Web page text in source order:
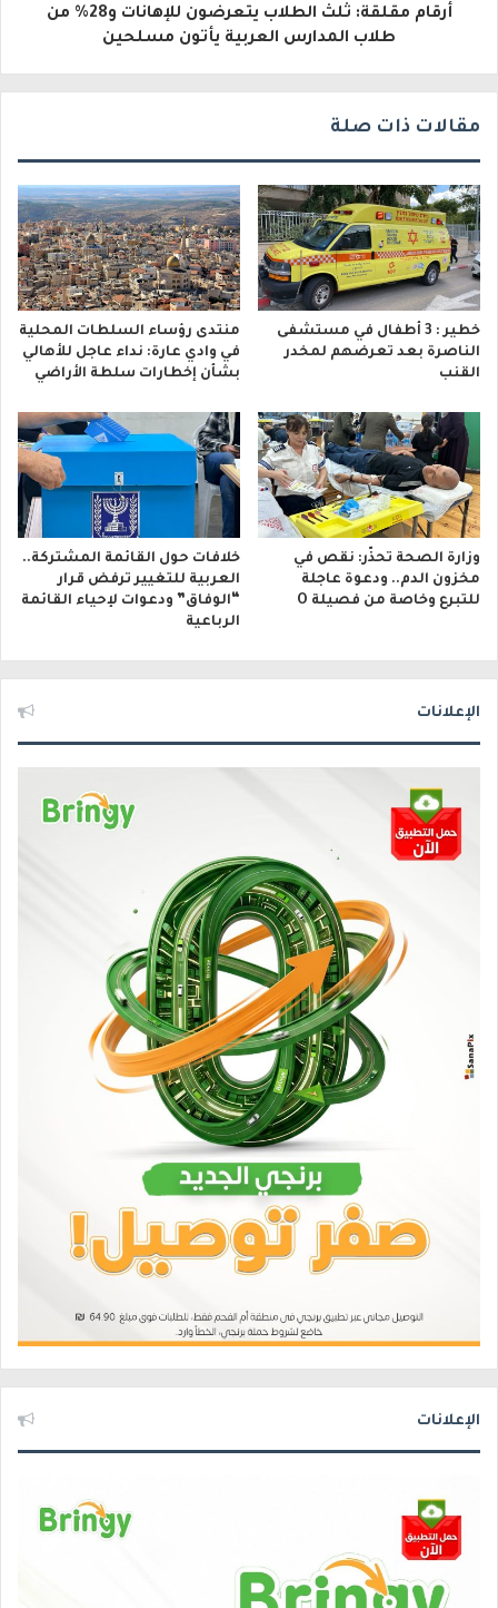
أرقام مقلقة: ثلث الطلاب يتعرضون للإهانات و28% من
طلاب المدارس العربية يأتون مسلحين
مقالات ذات صلة
خطير : 3 أطفال في مستشفى
الناصرة بعد تعرضهم لمخدر
القنب
منتدى رؤساء السلطات المحلية
في وادي عارة: نداء عاجل للأهالي
بشأن إخطارات سلطة الأراضي
وزارة الصحة تحذّر: نقص في
مخزون الدم.. ودعوة عاجلة
للتبرع وخاصة من فصيلة O
خلافات حول القائمة المشتركة..
العربية للتغيير ترفض قرار
“الوفاق” ودعوات لإحياء القائمة
الرباعية
الإعلانات
الإعلانات